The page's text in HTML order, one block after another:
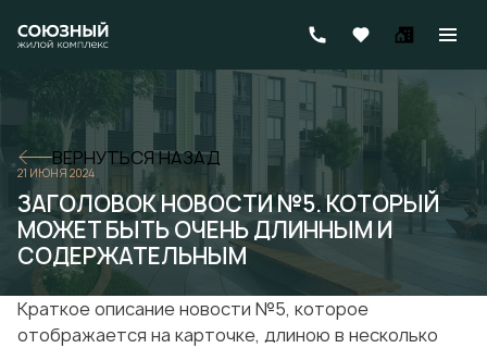
ВЕРНУТЬСЯ НАЗАД
21 ИЮНЯ 2024
ЗАГОЛОВОК НОВОСТИ №5. КОТОРЫЙ
МОЖЕТ БЫТЬ ОЧЕНЬ ДЛИННЫМ И
СОДЕРЖАТЕЛЬНЫМ
Краткое описание новости №5, которое
отображается на карточке, длиною в несколько